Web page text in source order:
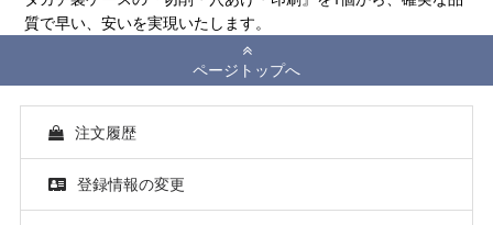
質で早い、安いを実現いたします。
ページトップへ
注文履歴
登録情報の変更